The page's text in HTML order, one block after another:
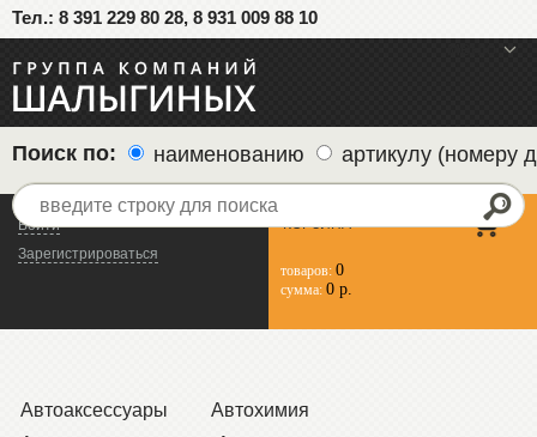
Тел.: 8 391 229 80 28, 8 931 009 88 10
Войти
Зарегистрироваться
КОРЗИНА
товаров: 0
сумма: 0 р.
Поиск по: наименованию артикулу (номеру
Автоаксессуары
Автохимия